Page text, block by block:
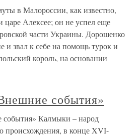
в Малороссии, как известно,
царе Алексее; он не успел еще
части Украины. Дорошенко
и звал к себе на помощь турок и
король, на основании
события»
события» Калмыки – народ
происхождения, в конце XVI-